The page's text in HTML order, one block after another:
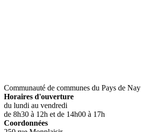
Communauté de communes du Pays de Nay
Horaires d'ouverture
du lundi au vendredi
de 8h30 à 12h et de 14h00 à 17h
Coordonnées